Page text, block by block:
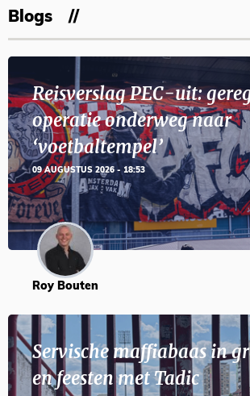
Blogs
Reisverslag PEC-uit:
operatie onderweg naar
‘voetbaltempel’
09 AUGUSTUS 2026 - 18:53
Roy Bouten
Servische maffiabaas in
en feesten met Tadic